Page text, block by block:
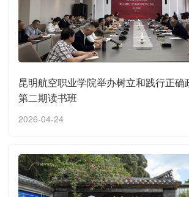
昆明航空职业学院举办树立和践行正确
第二期读书班
2026-04-24